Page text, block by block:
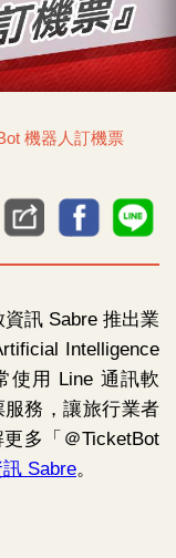
機器人訂機票
資訊 Sabre 推出業
Intelligence
使用 Line 通訊軟
務，讓旅行業者
多「＠TicketBot
Sabre。